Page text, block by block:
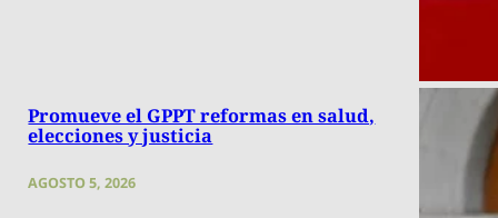
Promueve el GPPT reformas en salud,
elecciones y justicia
AGOSTO 5, 2026